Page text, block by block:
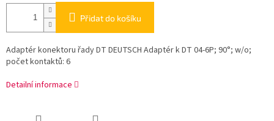
Přidat do košíku
Adaptér konektoru řady DT DEUTSCH Adaptér k DT 04-6P; 90°; w/o;
počet kontaktů: 6
Detailní informace